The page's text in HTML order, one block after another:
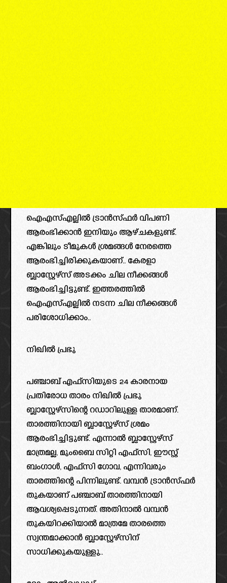
ഐഎസ്എല്ലിൽ ട്രാൻസ്ഫർ വിപണി
ആരംഭിക്കാൻ ഇനിയും ആഴ്ചകളുണ്ട്.
എങ്കിലും ടീമുകൾ ശ്രമങ്ങൾ നേരത്തെ
ആരംഭിച്ചിരിക്കുകയാണ്.. കേരളാ
ബ്ലാസ്റ്റേഴ്‌സ് അടക്കം ചില നീക്കങ്ങൾ
ആരംഭിച്ചിട്ടുണ്ട്. ഇത്തരത്തിൽ
ഐഎസ്എല്ലിൽ നടന്ന ചില നീക്കങ്ങൾ
പരിശോധിക്കാം..
നിഖിൽ പ്രഭു
പഞ്ചാബ് എഫ്സിയുടെ 24 കാരനായ
പ്രതിരോധ താരം നിഖിൽ പ്രഭു
ബ്ലാസ്റ്റേഴ്സിന്റെ റഡാറിലുള്ള താരമാണ്.
താരത്തിനായി ബ്ലാസ്റ്റേഴ്‌സ് ശ്രമം
ആരംഭിച്ചിട്ടുണ്ട്. എന്നാൽ ബ്ലാസ്റ്റേഴ്‌സ്
മാത്രമല്ല, മുംബൈ സിറ്റി എഫ്‌സി, ഈസ്റ്റ്
ബംഗാൾ, എഫ്സി ഗോവ, എന്നിവരും
താരത്തിന്റെ പിന്നിലുണ്ട്. വമ്പൻ ട്രാൻസ്ഫർ
തുകയാണ് പഞ്ചാബ് താരത്തിനായി
ആവശ്യപ്പെടുന്നത്. അതിനാൽ വമ്പൻ
തുകയിറക്കിയാൽ മാത്രമേ താരത്തെ
സ്വന്തമാക്കാൻ ബ്ലാസ്റ്റേഴ്സിന്
സാധിക്കുകയുള്ളു..